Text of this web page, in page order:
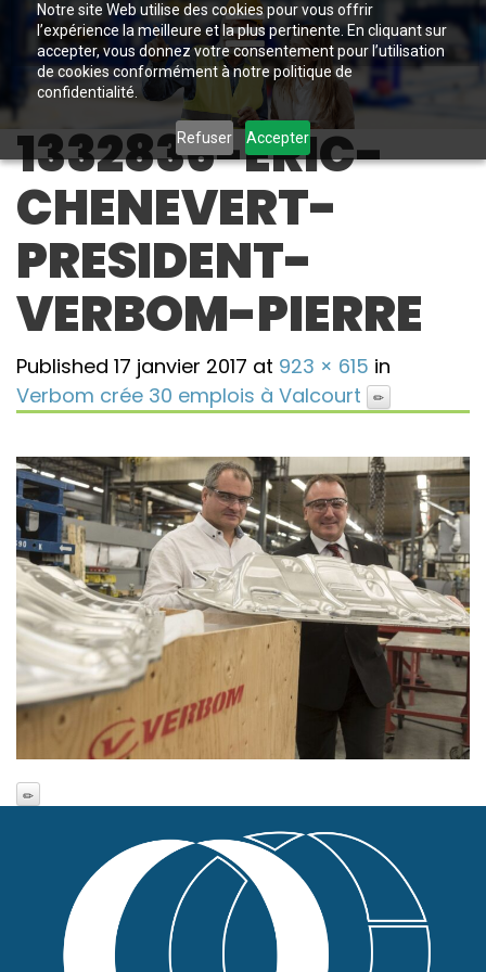
Notre site Web utilise des cookies pour vous offrir
l’expérience la meilleure et la plus pertinente. En cliquant sur
accepter, vous donnez votre consentement pour l’utilisation
de cookies conformément à notre politique de
confidentialité.
Refuser Accepter
1332836-ERIC-
CHENEVERT-
PRESIDENT-
VERBOM-PIERRE
Published 17 janvier 2017 at 923 × 615 in
Verbom crée 30 emplois à Valcourt